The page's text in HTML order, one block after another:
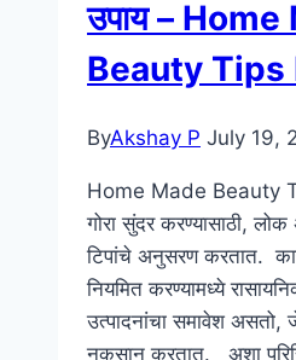
उपाय –
Beauty Tips
ByAkshay P July 19,
Home Made Beauty
गोरा सुंदर करण्यासाठी,
टिपांचे अनुसरण करतात.
नियमित करण्यामध्ये
उत्पादनांचा समावेश असतो, जे
नुकसान करतात. अशा